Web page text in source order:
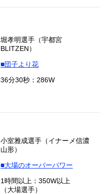
堀孝明選手（宇都宮
BLITZEN）
■団子より花
36分30秒：286W
小室雅成選手（イナーメ信濃
山形）
■大場のオーバーパワー
1時間以上：350W以上
（大場選手）